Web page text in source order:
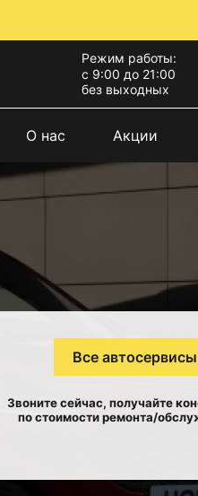
Режим работы:
с 9:00 до 21:00
без выходных
О нас Акции
Все автосервисы
Звоните сейчас, получайте
по стоимости ремонта/